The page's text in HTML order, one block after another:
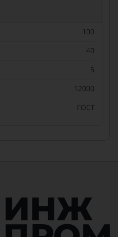
100
40
5
12000
ГОСТ